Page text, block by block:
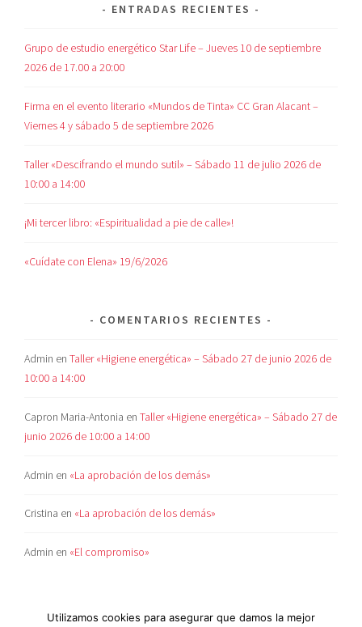
ENTRADAS RECIENTES
Grupo de estudio energético Star Life – Jueves 10 de septiembre
2026 de 17.00 a 20:00
Firma en el evento literario «Mundos de Tinta» CC Gran Alacant –
Viernes 4 y sábado 5 de septiembre 2026
Taller «Descifrando el mundo sutil» – Sábado 11 de julio 2026 de
10:00 a 14:00
¡Mi tercer libro: «Espiritualidad a pie de calle»!
«Cuídate con Elena» 19/6/2026
COMENTARIOS RECIENTES
Admin enTaller «Higiene energética» – Sábado 27 de junio 2026 de
10:00 a 14:00
Capron Maria-Antonia enTaller «Higiene energética» – Sábado 27 de
junio 2026 de 10:00 a 14:00
Admin en «La aprobación de los demás»
Cristina en «La aprobación de los demás»
Admin en «El compromiso»
Utilizamos cookies para asegurar que damos la mejor